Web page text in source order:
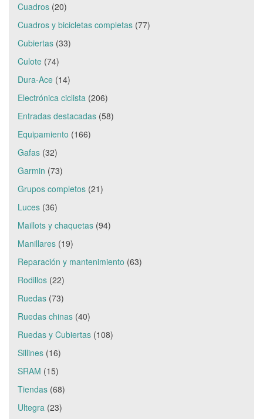
Cuadros (20)
Cuadros y bicicletas completas (77)
Cubiertas (33)
Culote (74)
Dura-Ace (14)
Electrónica ciclista (206)
Entradas destacadas (58)
Equipamiento (166)
Gafas (32)
Garmin (73)
Grupos completos (21)
Luces (36)
Maillots y chaquetas (94)
Manillares (19)
Reparación y mantenimiento (63)
Rodillos (22)
Ruedas (73)
Ruedas chinas (40)
Ruedas y Cubiertas (108)
Sillines (16)
SRAM (15)
Tiendas (68)
Ultegra (23)